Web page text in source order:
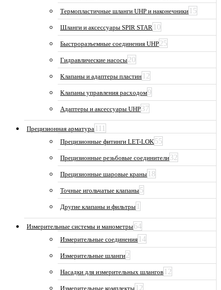
Термопластичные шланги UHP и наконечники 15
Шланги и аксессуары SPIR STAR 10
Быстроразъемные соединения UHP25
Гидравлические насосы20
Клапаны и адаптеры пластин 12
Клапаны управления расходом9
Адаптеры и аксессуары UHP37
Прецизионная арматура 111
Прецизионные фитинги LET-LOK55
Прецизионные резьбовые соединители32
Прецизионные шаровые краны 18
Точные игольчатые клапаны5
Другие клапаны и фильтры 1
Измерительные системы и манометры64
Измерительные соединения 14
Измерительные шланги2
Насадки для измерительных шлангов 12
Измерительные комплекты 12